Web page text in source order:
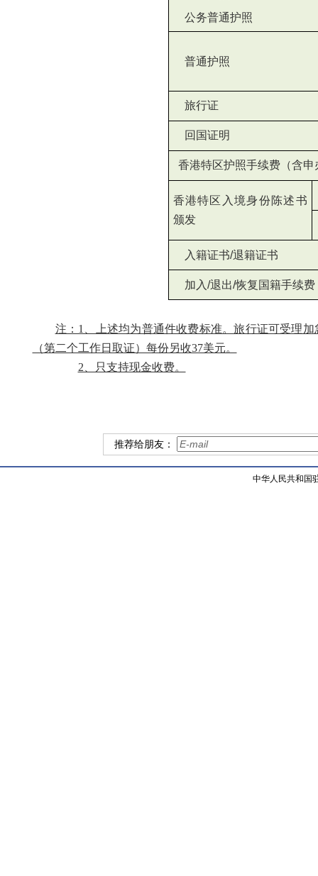
公务普通护照
普通护照
旅行证
回国证明
香港特区护照手续费（含申
香港特区入境身份陈述书
颁发
入籍证书/退籍证书
加入/退出/恢复国籍手续费
注：1、上述均为普通件收费标准。旅行证可受理
（第二个工作日取证）每份另收37美元。
2、只支持现金收费。
推荐给朋友：
中华人民共和国